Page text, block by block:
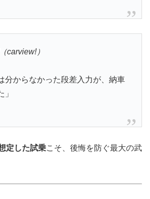
carview!）
分からなかった段差入力が、納車
定した試乗こそ、後悔を防ぐ最大の武